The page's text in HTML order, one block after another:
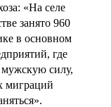
«На селе
занято 960
в основном
где
силу,
миграций